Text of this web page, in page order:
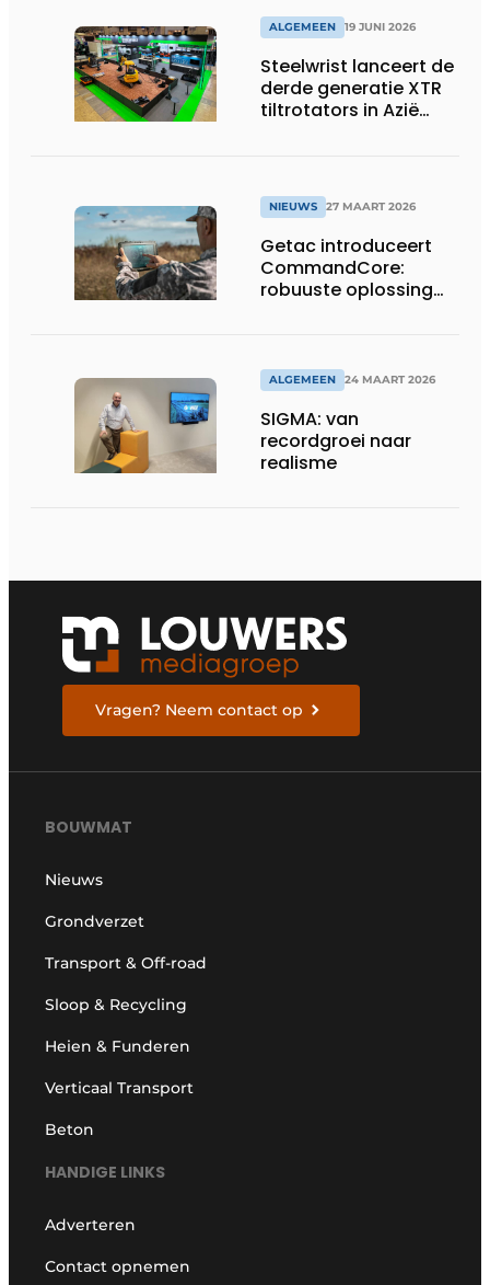
ALGEMEEN 19 JUNI 2026
Steelwrist lanceert de
derde generatie XTR
tiltrotators in Azië
NIEUWS 27 MAART 2026
Getac introduceert
CommandCore:
robuuste oplossing
ALGEMEEN 24 MAART 2026
SIGMA: van
recordgroei naar
realisme
Vragen? Neem contact op
BOUWMAT
Nieuws
Grondverzet
Transport & Off-road
Sloop & Recycling
Heien & Funderen
Verticaal Transport
Beton
HANDIGE LINKS
Adverteren
Contact opnemen